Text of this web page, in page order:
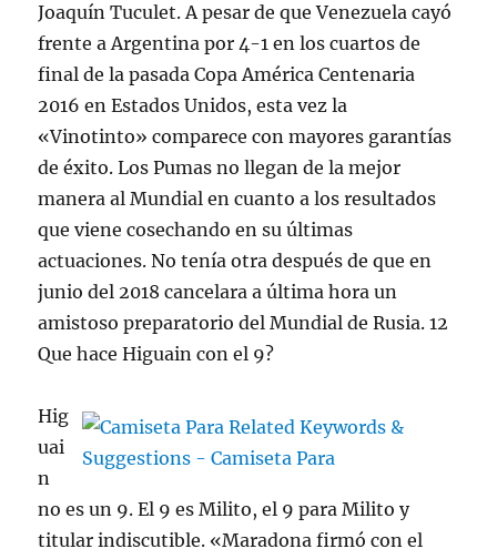
Joaquín Tuculet. A pesar de que Venezuela cayó
frente a Argentina por 4-1 en los cuartos de
final de la pasada Copa América Centenaria
2016 en Estados Unidos, esta vez la
«Vinotinto» comparece con mayores garantías
de éxito. Los Pumas no llegan de la mejor
manera al Mundial en cuanto a los resultados
que viene cosechando en su últimas
actuaciones. No tenía otra después de que en
junio del 2018 cancelara a última hora un
amistoso preparatorio del Mundial de Rusia. 12
Que hace Higuain con el 9?
Hig
uai
n
no es un 9. El 9 es Milito, el 9 para Milito y
titular indiscutible. «Maradona firmó con el